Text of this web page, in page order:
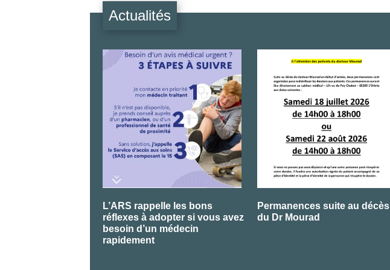
Actualités
L’ARS rappelle les bons
réflexes à adopter si vous avez
besoin d’un médecin
rapidement
Permanences suite au décès
du Dr Mourad